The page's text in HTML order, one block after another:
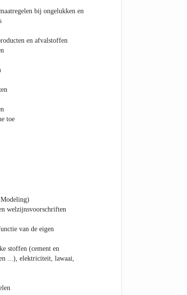
bij ongelukken en
en afvalstoffen
toe
welzijnsvoorschriften
van de eigen
stoffen (cement en
...), elektriciteit, lawaai,